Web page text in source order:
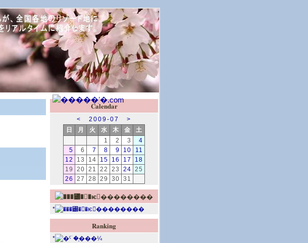
Calendar
< 2009-07
>
日
月 火 水 木 金
土
1
2 3
4
5
6 7 8 9 10
11
12
13 14 15 16 17
18
19
20 21 22 23 24 25
26
27 28 29 30 31
*
Ranking
*